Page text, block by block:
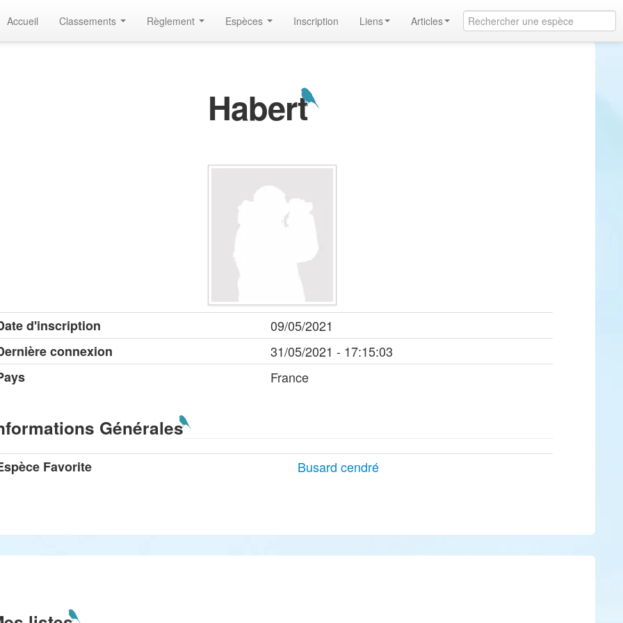
Accueil Classements Règlement Espèces Inscription Liens Articles
Habert
d'inscription
09/05/2021
connexion
31/05/2021 - 17:15:03
France
Générales
Favorite Busard cendré